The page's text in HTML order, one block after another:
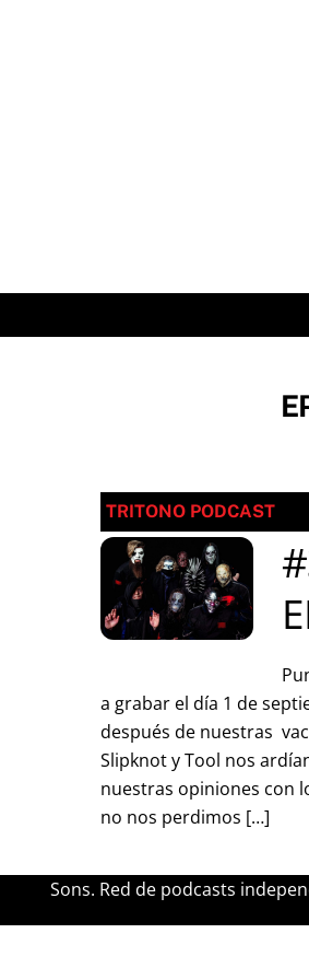
TRITONO PODCAST
a grabar el día 1 de
después de nuestras
Slipknot y Tool nos
nuestras opiniones con
no nos perdimos […]
Sons. Red de podcasts